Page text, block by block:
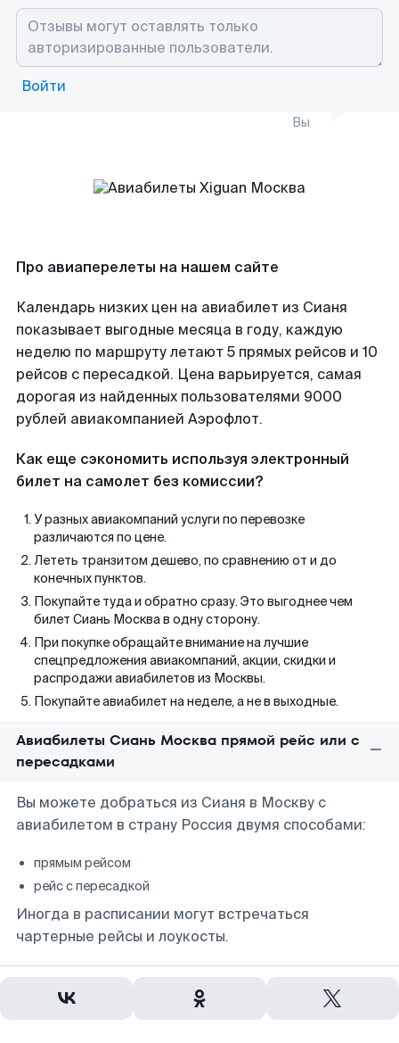
Войти
Вы
Про авиаперелеты на нашем сайте
Календарь низких цен на авиабилет из Сианя
показывает выгодные месяца в году, каждую
неделю по маршруту летают 5 прямых рейсов и 10
рейсов с пересадкой. Цена варьируется, самая
дорогая из найденных пользователями 9000
рублей авиакомпанией Аэрофлот.
Как еще сэкономить используя электронный
билет на самолет без комиссии?
У разных авиакомпаний услуги по перевозке
различаются по цене.
Лететь транзитом дешево, по сравнению от и до
конечных пунктов.
Покупайте туда и обратно сразу. Это выгоднее чем
билет Сиань Москва в одну сторону.
При покупке обращайте внимание на лучшие
спецпредложения авиакомпаний, акции, скидки и
распродажи авиабилетов из Москвы.
Покупайте авиабилет на неделе, а не в выходные.
Авиабилеты Сиань Москва прямой рейс или с
пересадками
Вы можете добраться из Сианя в Москву с
авиабилетом в страну Россия двумя способами:
прямым рейсом
рейс с пересадкой
Иногда в расписании могут встречаться
чартерные рейсы и лоукосты.